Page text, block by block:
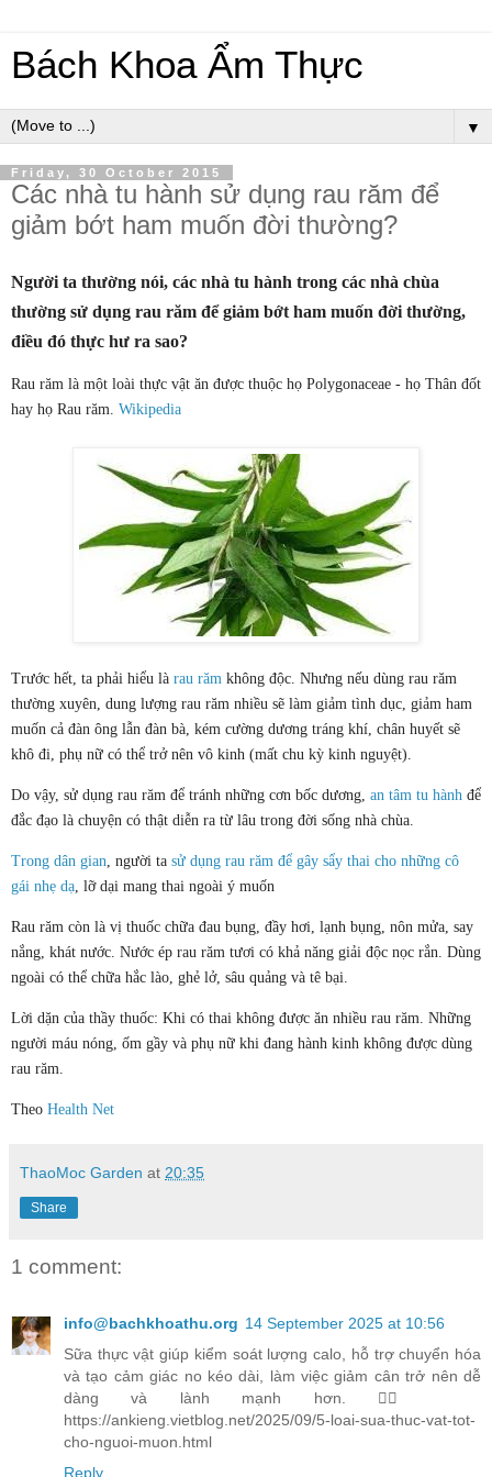
Bách Khoa Ẩm Thực
▼
Friday, 30 October 2015
Các nhà tu hành sử dụng rau răm để
giảm bớt ham muốn đời thường?
Người ta thường nói, các nhà tu hành trong các nhà chùa
thường sử dụng rau răm để giảm bớt ham muốn đời thường,
điều đó thực hư ra sao?
Rau răm là một loài thực vật ăn được thuộc họ Polygonaceae - họ Thân đốt
hay họ Rau răm. Wikipedia
Trước hết, ta phải hiểu là rau răm không độc. Nhưng nếu dùng rau răm
thường xuyên, dung lượng rau răm nhiều sẽ làm giảm tình dục, giảm ham
muốn cả đàn ông lẫn đàn bà, kém cường dương tráng khí, chân huyết sẽ
khô đi, phụ nữ có thể trở nên vô kinh (mất chu kỳ kinh nguyệt).
Do vậy, sử dụng rau răm để tránh những cơn bốc dương, an tâm tu hành để
đắc đạo là chuyện có thật diễn ra từ lâu trong đời sống nhà chùa.
Trong dân gian , người ta sử dụng rau răm để gây sẩy thai cho những cô
gái nhẹ dạ , lỡ dại mang thai ngoài ý muốn
Rau răm còn là vị thuốc chữa đau bụng, đầy hơi, lạnh bụng, nôn mửa, say
nắng, khát nước. Nước ép rau răm tươi có khả năng giải độc nọc rắn. Dùng
ngoài có thể chữa hắc lào, ghẻ lở, sâu quảng và tê bại.
Lời dặn của thầy thuốc: Khi có thai không được ăn nhiều rau răm. Những
người máu nóng, ốm gầy và phụ nữ khi đang hành kinh không được dùng
rau răm.
Theo Health Net
ThaoMoc Garden at 20:35
Share
1 comment:
info@bachkhoathu.org 14 September 2025 at 10:56
Sữa thực vật giúp kiểm soát lượng calo, hỗ trợ chuyển hóa
và tạo cảm giác no kéo dài, làm việc giảm cân trở nên dễ
dàng và lành mạnh hơn. 🧞‍♀️
https://ankieng.vietblog.net/2025/09/5-loai-sua-thuc-vat-tot-
cho-nguoi-muon.html
Reply